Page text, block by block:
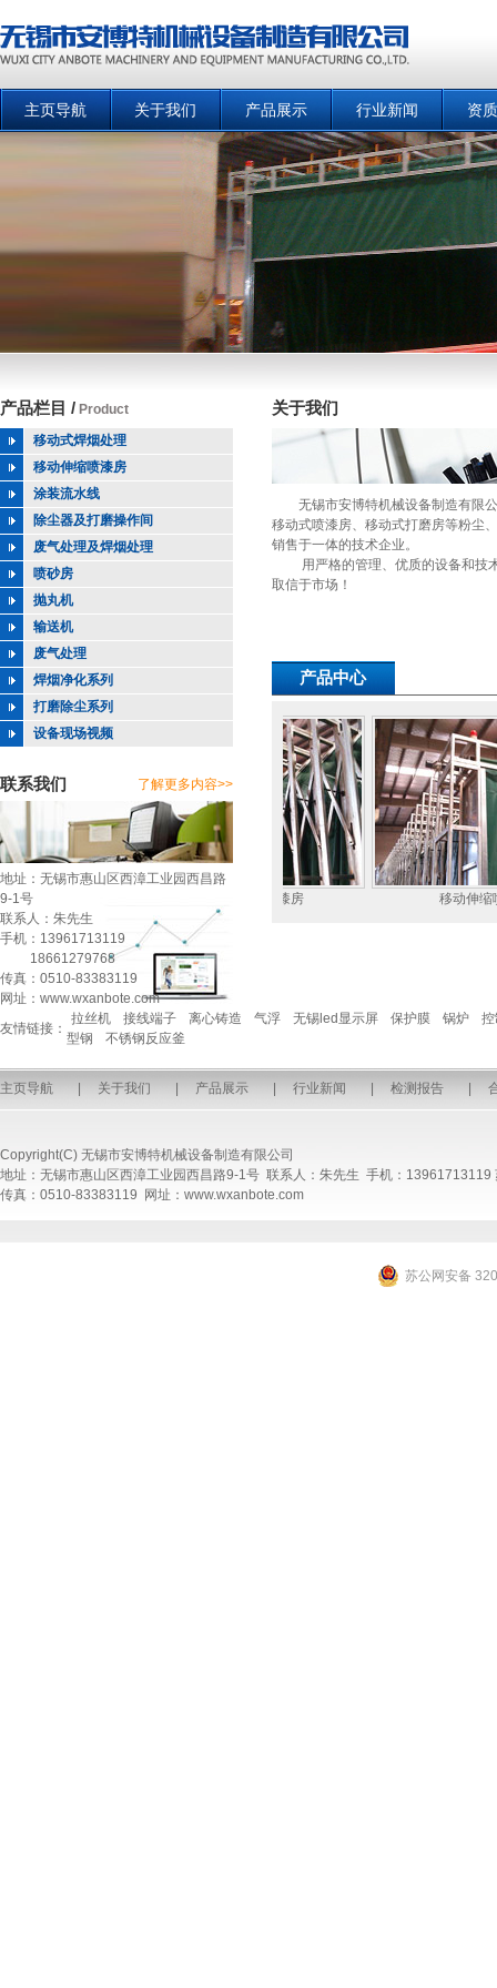
主页导航 关于我们 产品展示 行业新闻 资
产品栏目 / Product
移动式焊烟处理
移动伸缩喷漆房
涂装流水线
除尘器及打磨操作间
废气处理及焊烟处理
喷砂房
抛丸机
输送机
废气处理
焊烟净化系列
打磨除尘系列
设备现场视频
联系我们 了解更多内容>>
地址：无锡市惠山区西漳工业园西昌路
9-1号
联系人：朱先生
手机：13961713119
18661279768
传真：0510-83383119
网址：www.wxanbote.com
关于我们
无锡市安博特机械设备制造有限公
移动式喷漆房、移动式打磨房等粉尘
销售于一体的技术企业。
用严格的管理、优质的设备和技术
取信于市场！
产品中心
喷漆房 移动伸缩式喷漆房 移动伸缩
友情链接：
拉丝机 接线端子 离心铸造 气浮 无锡led显示屏 保护膜 锅炉
型钢
不锈钢反应釜
主页导航 关于我们 产品展示 行业新闻 检测报告
Copyright(C) 无锡市安博特机械设备制造有限公司
地址：无锡市惠山区西漳工业园西昌路9-1号 联系人：朱先生 手机：13961713119
传真：0510-83383119 网址：www.wxanbote.com
苏公网安备